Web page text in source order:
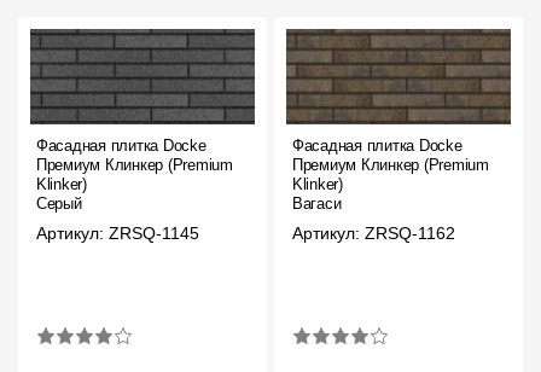
Фасадная плитка Docke
Премиум Клинкер (Premium
Klinker)
Серый
Артикул: ZRSQ-1145
Фасадная плитка Docke
Премиум Клинкер (Premium
Klinker)
Вагаси
Артикул: ZRSQ-1162